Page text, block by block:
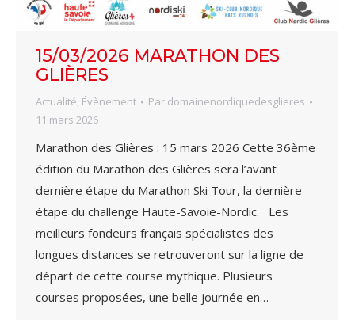
15/03/2026 MARATHON DES
GLIÈRES
Actualité, Évènement Par domainenordiquedesglieres
11 mars 2026
Marathon des Glières : 15 mars 2026 Cette 36ème
édition du Marathon des Glières sera l’avant
dernière étape du Marathon Ski Tour, la dernière
étape du challenge Haute-Savoie-Nordic. Les
meilleurs fondeurs français spécialistes des
longues distances se retrouveront sur la ligne de
départ de cette course mythique. Plusieurs
courses proposées, une belle journée en…